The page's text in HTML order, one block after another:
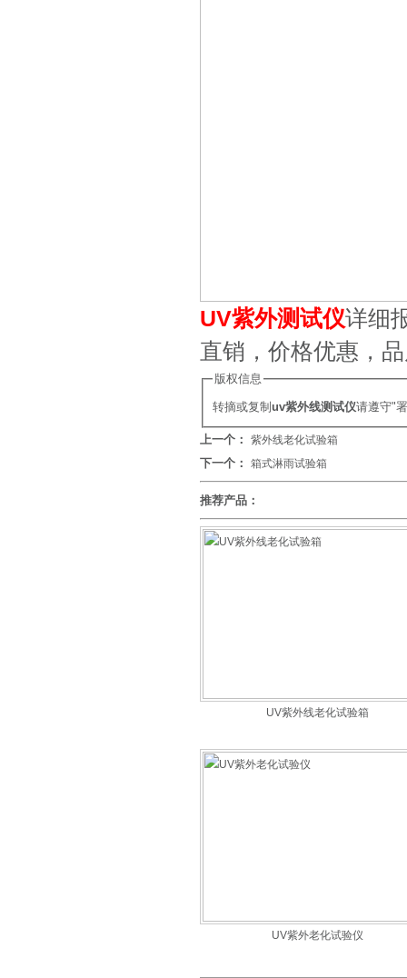
UV紫外测试仪详细
直销，价格优惠，
版权信息
转摘或复制uv紫外线测试仪请遵守"
上一个： 紫外线老化试验箱
下一个： 箱式淋雨试验箱
推荐产品：
UV紫外线老化试验箱
UV紫外老化试验仪